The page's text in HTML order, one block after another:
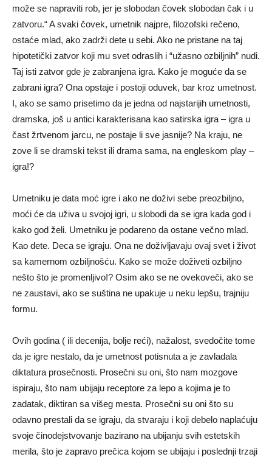
može se napraviti rob, jer je slobodan čovek slobodan čak i u
zatvoru.“ A svaki čovek, umetnik najpre, filozofski rečeno,
ostaće mlad, ako zadrži dete u sebi. Ako ne pristane na taj
hipotetički zatvor koji mu svet odraslih i “užasno ozbiljnih” nudi.
Taj isti zatvor gde je zabranjena igra. Kako je moguće da se
zabrani igra? Ona opstaje i postoji oduvek, bar kroz umetnost.
I, ako se samo prisetimo da je jedna od najstarijih umetnosti,
dramska, još u antici karakterisana kao satirska igra – igra u
čast žrtvenom jarcu, ne postaje li sve jasnije? Na kraju, ne
zove li se dramski tekst ili drama sama, na engleskom play –
igra!?
Umetniku je data moć igre i ako ne doživi sebe preozbiljno,
moći će da uživa u svojoj igri, u slobodi da se igra kada god i
kako god želi. Umetniku je podareno da ostane večno mlad.
Kao dete. Deca se igraju. Ona ne doživljavaju ovaj svet i život
sa kamernom ozbiljnošću. Kako se može doživeti ozbiljno
nešto što je promenljivo!? Osim ako se ne ovekoveči, ako se
ne zaustavi, ako se suština ne upakuje u neku lepšu, trajniju
formu.
Ovih godina ( ili decenija, bolje reći), nažalost, svedočite tome
da je igre nestalo, da je umetnost potisnuta a je zavladala
diktatura prosečnosti. Prosečni su oni, što nam mozgove
ispiraju, što nam ubijaju receptore za lepo a kojima je to
zadatak, diktiran sa višeg mesta. Prosečni su oni što su
odavno prestali da se igraju, da stvaraju i koji debelo naplaćuju
svoje činodejstvovanje bazirano na ubijanju svih estetskih
merila, što je zapravo prečica kojom se ubijaju i poslednji trzaji